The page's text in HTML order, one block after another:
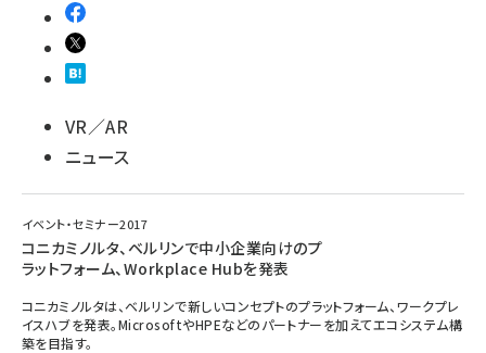
VR／AR
ニュース
イベント・セミナー2017
コニカミノルタ、ベルリンで中小企業向けのプ
ラットフォーム、Workplace Hubを発表
コニカミノルタは、ベルリンで新しいコンセプトのプラットフォーム、ワークプレ
イスハブを発表。MicrosoftやHPEなどのパートナーを加えてエコシステム構
築を目指す。